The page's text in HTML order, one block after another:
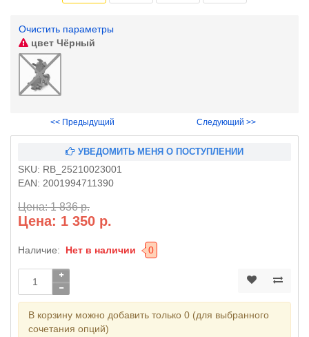
Очистить параметры
цвет Чёрный
<< Предыдущий Следующий >>
УВЕДОМИТЬ МЕНЯ О ПОСТУПЛЕНИИ
SKU: RB_25210023001
EAN: 2001994711390
Цена: 1 836 р.
Цена: 1 350 р.
Наличие: Нет в наличии 0
В корзину можно добавить только 0 (для выбранного
сочетания опций)